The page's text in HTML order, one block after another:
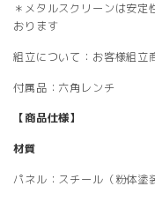
＊メタルスクリーンは安
おります
組立について：お客様組立
付属品：六角レンチ
【商品仕様】
材質
パネル：スチール（粉体塗